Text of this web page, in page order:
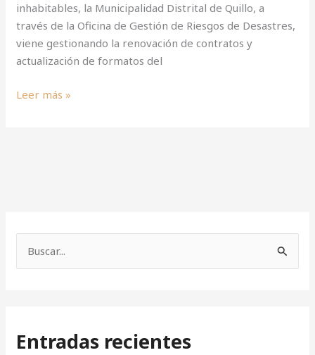
inhabitables, la Municipalidad Distrital de Quillo, a
través de la Oficina de Gestión de Riesgos de Desastres,
viene gestionando la renovación de contratos y
actualización de formatos del
Leer más »
a
Entradas recientes